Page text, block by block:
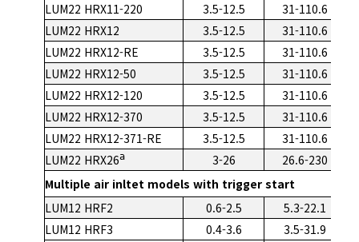
LUM22 HRX11-220
3.5-12.5
31-110.6
LUM22 HRX12
3.5-12.5
31-110.6
LUM22 HRX12-RE
3.5-12.5
31-110.6
LUM22 HRX12-50
3.5-12.5
31-110.6
LUM22 HRX12-120
3.5-12.5
31-110.6
LUM22 HRX12-370
3.5-12.5
31-110.6
LUM22 HRX12-371-RE
3.5-12.5
31-110.6
LUM22 HRX26a 3-26
26.6-230
Multiple air inltet models with trigger start
LUM12 HRF2
0.6-2.5
5.3-22.1
LUM12 HRF3
0.4-3.6
3.5-31.9